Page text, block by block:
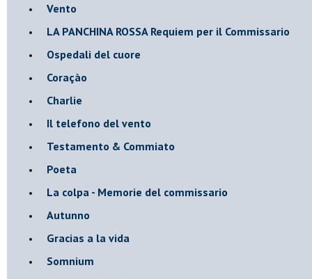
Vento
​LA PANCHINA ROSSA Requiem per il Commissario
Ospedali del cuore
Coraçào
Charlie
Il telefono del vento
Testamento & Commiato
Poeta
​La colpa - Memorie del commissario
Autunno
Gracias a la vida
Somnium